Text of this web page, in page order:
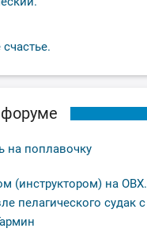
на поплавочку
(инструктором) на ОВХ.
пелагического судак с